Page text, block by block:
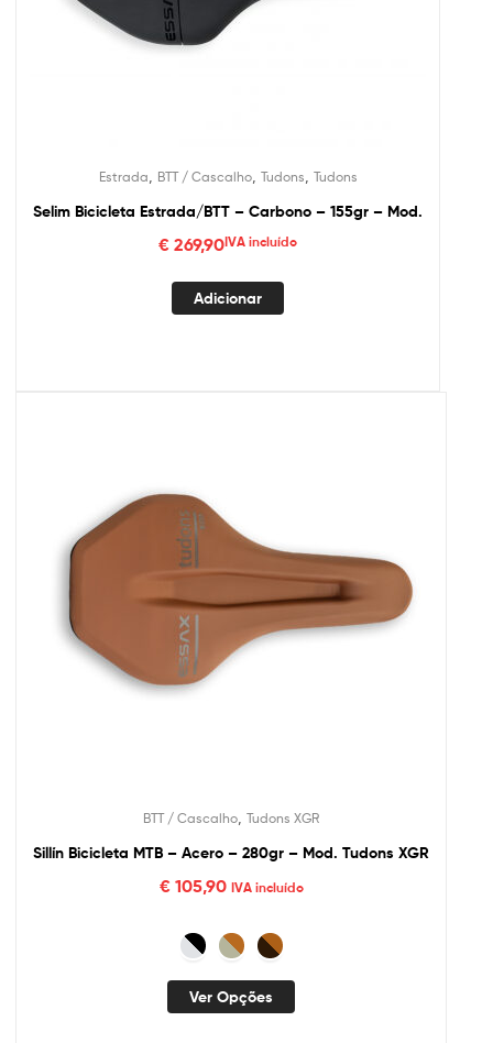
Estrada BTT / Cascalho, Tudons Tudons
Selim Bicicleta Estrada/BTT – Carbono – 155gr – Mod.
€ 269,90IVA incluído
Adicionar
BTT / Cascalho Tudons XGR
Sillín Bicicleta MTB – Acero – 280gr – Mod. Tudons XGR
€105,90 IVA incluído
Ver Opções